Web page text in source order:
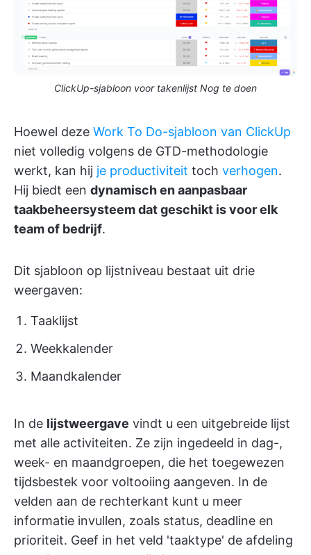
ClickUp-sjabloon voor takenlijst Nog te doen
Hoewel deze Work To Do-sjabloon van ClickUp
niet volledig volgens de GTD-methodologie
werkt, kan hij je productiviteit toch verhogen.
Hij biedt een dynamisch en aanpasbaar
taakbeheersysteem dat geschikt is voor elk
team of bedrijf.
Dit sjabloon op lijstniveau bestaat uit drie
weergaven:
Taaklijst
Weekkalender
Maandkalender
In de lijstweergave vindt u een uitgebreide lijst
met alle activiteiten. Ze zijn ingedeeld in dag-,
week- en maandgroepen, die het toegewezen
tijdsbestek voor voltooiing aangeven. In de
velden aan de rechterkant kunt u meer
informatie invullen, zoals status, deadline en
prioriteit. Geef in het veld 'taaktype' de afdeling